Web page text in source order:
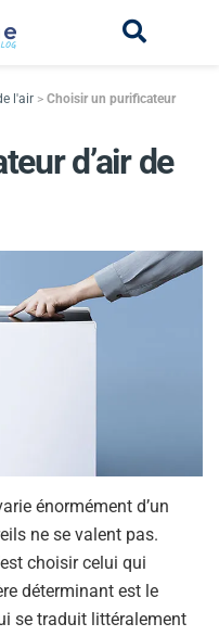
l'air > Choisir un purificateur
d’air de
énormément d’un
ne se valent pas.
choisir celui qui
déterminant est le
se traduit littéralement